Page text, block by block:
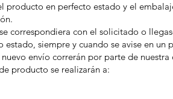
producto en perfecto estado y el
correspondiera con el solicitado o
estado, siempre y cuando se avise en
envío correrán por parte de nuestra
producto se realizarán a: